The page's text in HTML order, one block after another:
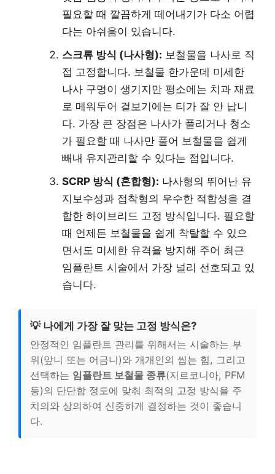
필요할 때 깔끔하게 떼어내기가 다소 어렵
다는 아쉬움이 있습니다.
스크류 방식 (나사형): 보철물을 나사로 직
접 고정합니다. 보철물 한가운데 미세한
나사 구멍이 생기지만 평소에는 치과 재료
로 메워두어 겉보기에는 티가 잘 안 납니
다. 가장 큰 장점은 나사가 풀리거나 청소
가 필요할 때 나사만 풀어 보철물을 쉽게
빼내 유지관리할 수 있다는 점입니다.
SCRP 방식 (혼합형): 나사형의 뛰어난 유
지보수성과 접착형의 우수한 적합성을 결
합한 하이브리드 고정 방식입니다. 필요할
때 언제든 보철물을 쉽게 착탈할 수 있으
면서도 미세한 유격을 방지해 주어 최근
임플란트 시술에서 가장 널리 선호되고 있
습니다.
💡 나에게 가장 잘 맞는 고정 방식은?
안정적인 임플란트 관리를 위해서는 시술하는 부
위(앞니 또는 어금니)와 개개인의 씹는 힘, 그리고
선택하는 임플란트 보철물 종류(지르코니아, PFM
등)의 단단함 정도에 맞춰 최적의 고정 방식을 주
치의와 상의하여 신중하게 결정하는 것이 좋습니
다.